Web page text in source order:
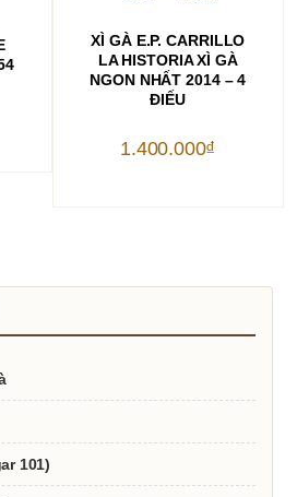
THÊM VÀO GIỎ HÀNG
XÌ GÀ E.P. CARRILLO
LA HISTORIA XÌ GÀ
NGON NHẤT 2014 – 4
ĐIẾU
1.400.000₫
101)